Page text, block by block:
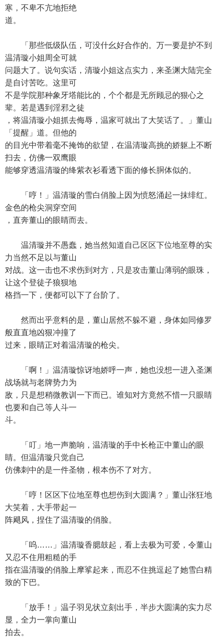
寒，不卑不亢地拒绝
道。
「那些低级队伍，可没什幺好合作的。万一要是护不到
温清璇小姐周全可就
问题大了。说句实话，清璇小姐这点实力，来圣渊大陆完全
是自讨苦吃。这里可
不是学院那种象牙塔能比的，个个都是无所顾忌的狠心之
辈。若是遇到淫邪之徒
，将温清璇小姐抓去侮辱，温家可就出了大笑话了。」董山
「提醒」道。但他的
的目光中带着毫不掩饰的欲望，在温清璇高挑的娇躯上不断
扫去，仿佛一双鹰眼
能够穿透温清璇的绛紫衣衫看透下面的修长胴体似的。
「哼！」温清璇的雪白俏脸上因为愤怒涌起一抹绯红。
金色的枪尖洞穿空间
，直奔董山的眼睛而去。
温清璇并不愚蠢，她当然知道自己区区下位地至尊的实
力当然不足以与董山
对战。这一击也不求伤到对方，只是攻击董山薄弱的眼珠，
让这个登徒子狼狈地
格挡一下，便都可以下了台阶了。
然而出乎意料的是，董山居然不躲不避，身体如同修罗
般直直地凶狠冲撞了
过来，眼睛正对着温清璇的枪尖。
「啊！」温清璇惊讶地娇呼一声，她也没想一进入圣渊
战场就与老牌势力为
敌，只是想稍微教训一下而已。谁知对方竟然不惜一只眼睛
也要和自己等人斗一
斗。
「叮」地一声脆响，温清璇的手中长枪正中董山的眼
睛。但温清璇只觉自己
仿佛刺中的是一件圣物，根本伤不了对方。
「哼！区区下位地至尊也想伤到大圆满？」董山张狂地
大笑着，大手带起一
阵飓风，捏住了温清璇的俏脸。
「呜……」温清璇香腮鼓起，看上去极为可爱，令董山
又忍不住用粗糙的手
指在温清璇的俏脸上摩挲起来，而忍不住挑逗起了她雪白精
致的下巴。
「放手！」温子羽见状立刻出手，半步大圆满的实力尽
显，全力一掌向董山
拍去。